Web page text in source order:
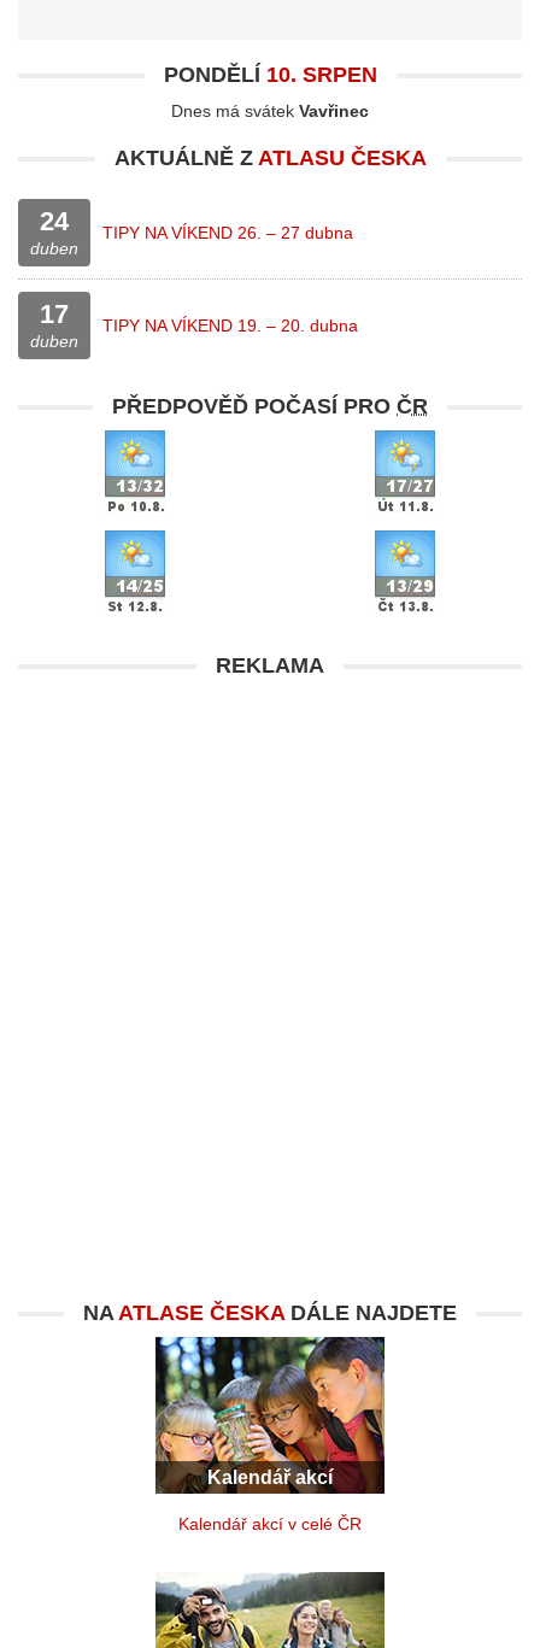
PONDĚLÍ 10. SRPEN
Dnes má svátek Vavřinec
AKTUÁLNĚ Z ATLASU ČESKA
24
duben
TIPY NA VÍKEND 26. – 27 dubna
17
duben
TIPY NA VÍKEND 19. – 20. dubna
PŘEDPOVĚĎ POČASÍ PRO ČR
REKLAMA
NAATLASE ČESKADÁLE NAJDETE
Kalendář akcí
Kalendář akcí v celé ČR